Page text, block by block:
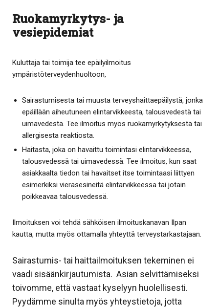
Ruokamyrkytys- ja
vesiepidemiat
Kuluttaja tai toimija tee epäilyilmoitus
ympäristöterveydenhuoltoon,
Sairastumisesta tai muusta terveyshaittaepäilystä, jonka
epäillään aiheutuneen elintarvikkeesta, talousvedestä tai
uimavedestä. Tee ilmoitus myös ruokamyrkytyksestä tai
allergisesta reaktiosta.
Haitasta, joka on havaittu toimintasi elintarvikkeessa,
talousvedessä tai uimavedessä. Tee ilmoitus, kun saat
asiakkaalta tiedon tai havaitset itse toimintaasi liittyen
esimerkiksi vierasesineitä elintarvikkeessa tai jotain
poikkeavaa talousvedessä.
Ilmoituksen voi tehdä sähköisen ilmoituskanavan Ilpan
kautta, mutta myös ottamalla yhteyttä terveystarkastajaan.
Sairastumis- tai haittailmoituksen tekeminen ei
vaadi sisäänkirjautumista. Asian selvittämiseksi
toivomme, että vastaat kyselyyn huolellisesti.
Pyydämme sinulta myös yhteystietoja, jotta